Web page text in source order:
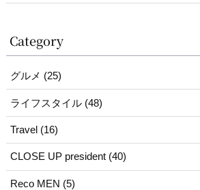
Category
グルメ (25)
ライフスタイル (48)
Travel (16)
CLOSE UP president (40)
Reco MEN (5)